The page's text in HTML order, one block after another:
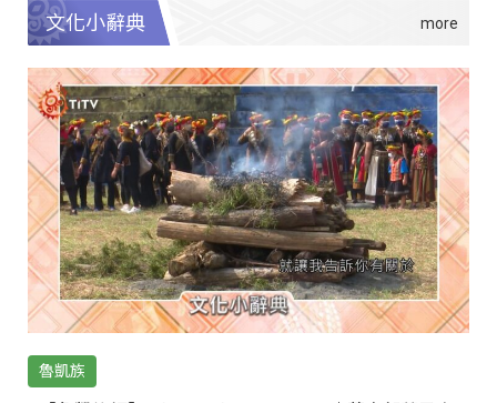
文化小辭典
魯凱族